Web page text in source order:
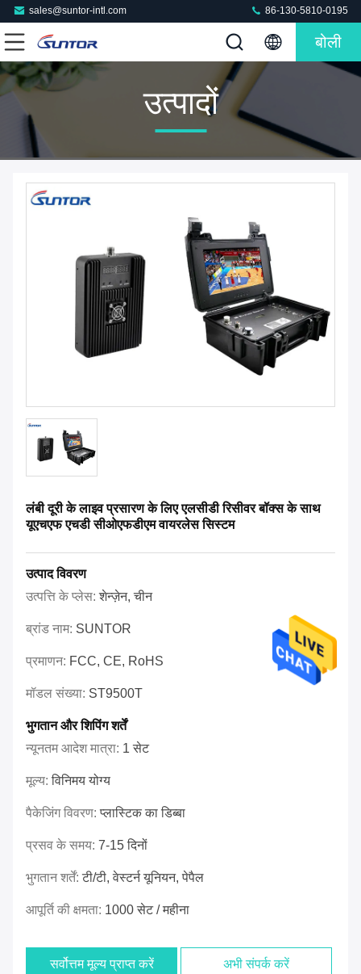
sales@suntor-intl.com 86-130-5810-0195
बोली
उत्पादों
लंबी दूरी के लाइव प्रसारण के लिए एलसीडी रिसीवर बॉक्स के साथ
यूएचएफ एचडी सीओएफडीएम वायरलेस सिस्टम
उत्पाद विवरण
उत्पत्ति के प्लेस:शेन्ज़ेन, चीन
ब्रांड नाम: SUNTOR
प्रमाणन: FCC, CE, RoHS
मॉडल संख्या: ST9500T
भुगतान और शिपिंग शर्तें
न्यूनतम आदेश मात्रा: 1 सेट
मूल्य:विनिमय योग्य
पैकेजिंग विवरण:प्लास्टिक का डिब्बा
प्रसव के समय: 7-15 दिनों
भुगतान शर्तें:टी/टी, वेस्टर्न यूनियन, पेपैल
आपूर्ति की क्षमता: 1000 सेट / महीना
सर्वोत्तम मूल्य प्राप्त करें अभी संपर्क करें